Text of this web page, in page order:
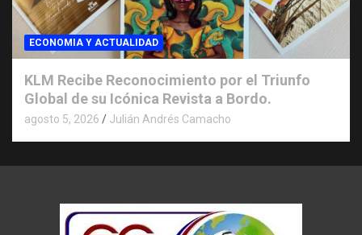
ECONOMIA Y ACTUALIDAD
KLM Recibe Reconocimiento por el Triunfo
Global de su Icónica Revista a Bordo.
agosto 5, 2026 Julián Andrés Camacho